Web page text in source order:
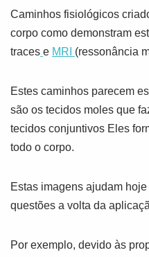
Caminhos fisiológicos
corpo como demonstram
traces e MRI (ressonância
Estes caminhos parecem
são os tecidos moles que
tecidos conjuntivos Eles
todo o corpo.
Estas imagens ajudam
questões a volta da
Por exemplo, devido às